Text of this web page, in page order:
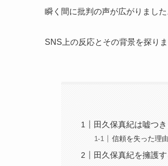
瞬く間に批判の声が広がりまし
SNS上の反応とその背景を探りま
田久保真紀は嘘つ
信頼を失った理
田久保真紀を擁護